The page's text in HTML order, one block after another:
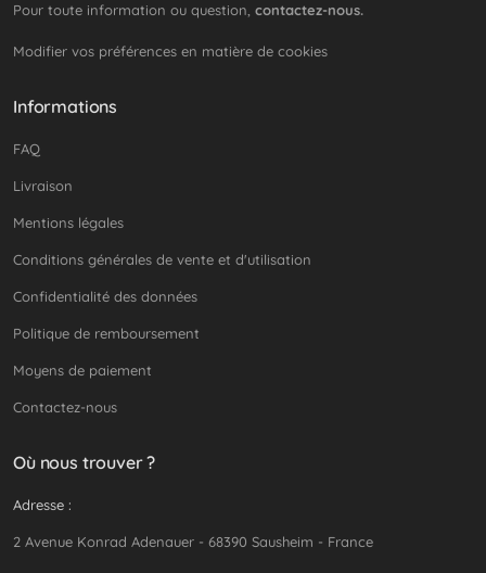
Pour toute information ou question, contactez-nous.
Modifier vos préférences en matière de cookies
Informations
FAQ
Livraison
Mentions légales
Conditions générales de vente et d'utilisation
Confidentialité des données
Politique de remboursement
Moyens de paiement
Contactez-nous
Où nous trouver ?
Adresse :
2 Avenue Konrad Adenauer - 68390 Sausheim - France